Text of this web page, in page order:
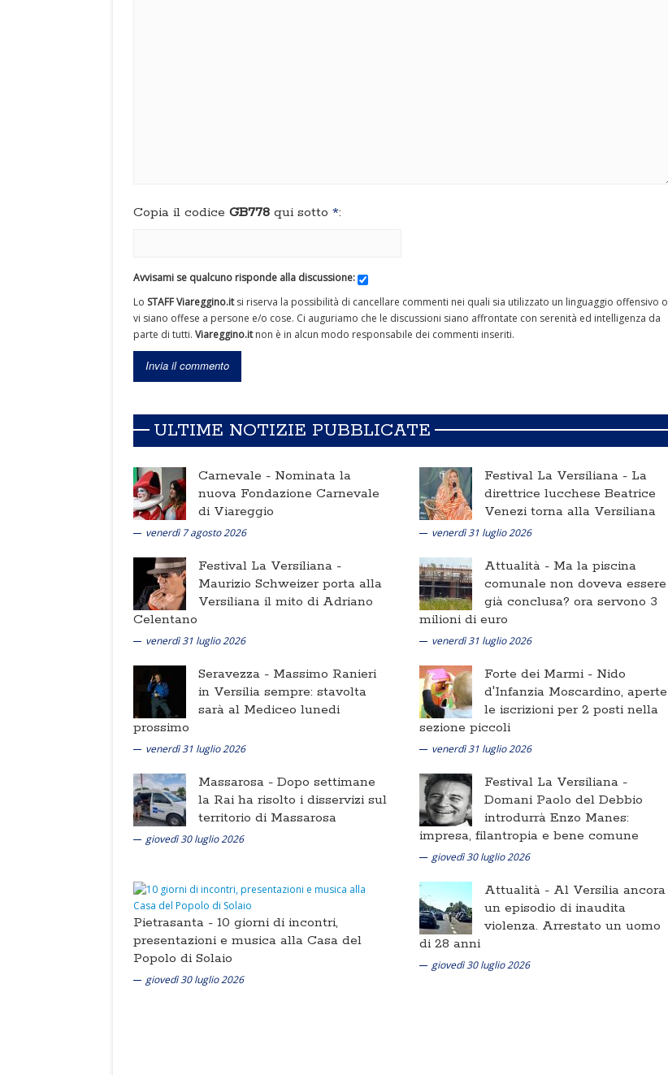
Copia il codice GB778 qui sotto *:
Avvisami se qualcuno risponde alla discussione:
Lo STAFF Viareggino.itsi riserva la possibilità di cancellare commenti nei quali sia utilizzato un linguaggio offensivo o
vi siano offese a persone e/o cose. Ci auguriamo che le discussioni siano affrontate con serenità ed intelligenza da
parte di tutti. Viareggino.itnon è in alcun modo responsabile dei commenti inseriti.
ULTIME NOTIZIE PUBBLICATE
Carnevale - Nominata la
nuova Fondazione Carnevale
di Viareggio
venerdì 7 agosto 2026
Festival La Versiliana - La
direttrice lucchese Beatrice
Venezi torna alla Versiliana
venerdì 31 luglio 2026
Festival La Versiliana -
Maurizio Schweizer porta alla
Versiliana il mito di Adriano
Celentano
venerdì 31 luglio 2026
Attualità - Ma la piscina
comunale non doveva essere
già conclusa? ora servono 3
milioni di euro
venerdì 31 luglio 2026
Seravezza - Massimo Ranieri
in Versilia sempre: stavolta
sarà al Mediceo lunedi
prossimo
venerdì 31 luglio 2026
Forte dei Marmi - Nido
d'Infanzia Moscardino, aperte
le iscrizioni per 2 posti nella
sezione piccoli
venerdì 31 luglio 2026
Massarosa - Dopo settimane
la Rai ha risolto i disservizi sul
territorio di Massarosa
giovedì 30 luglio 2026
Festival La Versiliana -
Domani Paolo del Debbio
introdurrà Enzo Manes:
impresa, filantropia e bene comune
giovedì 30 luglio 2026
Pietrasanta - 10 giorni di incontri,
presentazioni e musica alla Casa del
Popolo di Solaio
giovedì 30 luglio 2026
Attualità - Al Versilia ancora
un episodio di inaudita
violenza. Arrestato un uomo
di 28 anni
giovedì 30 luglio 2026